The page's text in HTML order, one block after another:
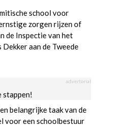
school voor
zorgen rijzen of
de Inspectie van het
aan de Tweede
advertorial
stappen!
belangrijke taak van de
voor een schoolbestuur